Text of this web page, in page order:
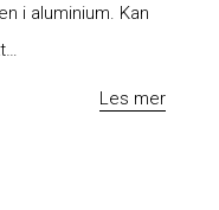
i aluminium. Kan
Les mer